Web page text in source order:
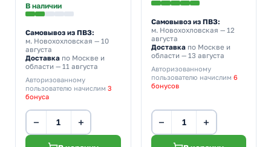
В наличии
Самовывоз из ПВЗ:
м. Новохохловская — 10
августа
Доставка по Москве и
области — 11 августа
Авторизованному
пользователю начислим 3
бонуса
− +
Самовывоз из ПВЗ:
м. Новохохловская — 12
августа
Доставкапо Москве и
области — 13 августа
Авторизованному
пользователю начислим 6
бонусов
− +